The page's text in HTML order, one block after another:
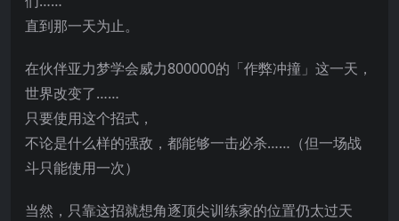
直到那一天为止。
在伙伴亚力梦学会威力800000的「作弊冲撞」这一天，
世界改变了……
只要使用这个招式，
不论是什么样的强敌，都能够一击必杀……（但一场战
斗只能使用一次）
当然，只靠这招就想角逐顶尖训练家的位置仍太过天